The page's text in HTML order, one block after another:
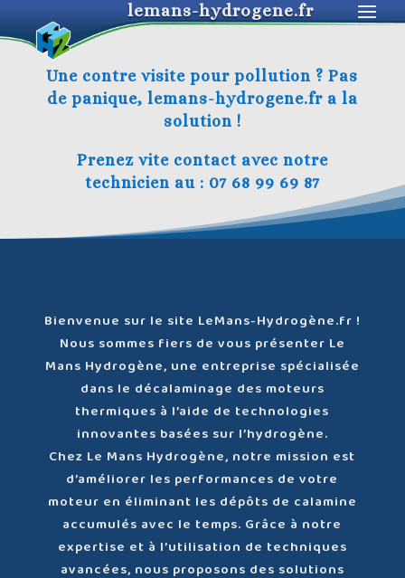
lemans-hydrogene.fr
Une contre visite pour pollution ? Pas
de panique, lemans-hydrogene.fr a la
solution !
Prenez vite contact avec notre
technicien au : 07 68 99 69 87
Bienvenue sur le site LeMans-Hydrogène.fr !
Nous sommes fiers de vous présenter Le
Mans Hydrogène, une entreprise spécialisée
dans le décalaminage des moteurs
thermiques à l’aide de technologies
innovantes basées sur l’hydrogène.
Chez Le Mans Hydrogène, notre mission est
d’améliorer les performances de votre
moteur en éliminant les dépôts de calamine
accumulés avec le temps. Grâce à notre
expertise et à l’utilisation de techniques
avancées, nous proposons des solutions